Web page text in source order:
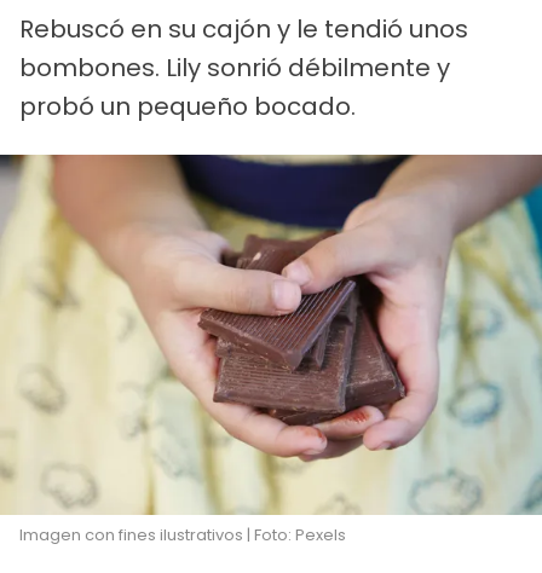
Rebuscó en su cajón y le tendió unos
bombones. Lily sonrió débilmente y
probó un pequeño bocado.
Imagen con fines ilustrativos | Foto: Pexels